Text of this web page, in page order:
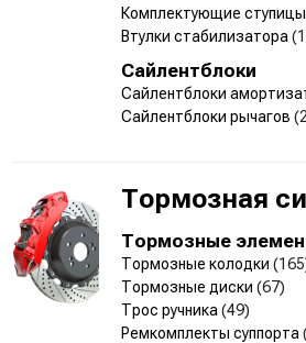
Комплектующие ступицы
Втулки стабилизатора
Сайлентблоки
Сайлентблоки
Сайлентблоки рычагов
Тормозная
Тормозные
Тормозные колодки
Тормозные диски (67)
Трос ручника (49)
Ремкомплекты суппорта